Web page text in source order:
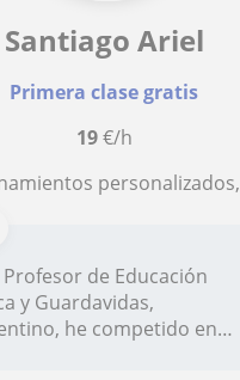
Santiago Ariel
Primera clase gratis
19€/h
personalizados, individuales o grupales
Profesor de Educación
y Guardavidas,
he competido en